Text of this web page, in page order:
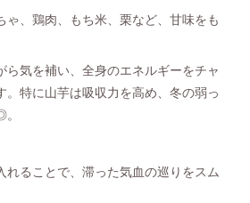
ゃ、鶏肉、もち米、栗など、甘味をも
ら気を補い、全身のエネルギーをチャ
。特に山芋は吸収力を高め、冬の弱っ
れることで、滞った気血の巡りをスム